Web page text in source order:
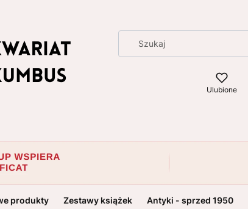
Ulubione
produkty Zestawy książek Antyki - sprzed 1950